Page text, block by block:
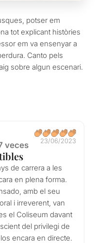
potser em
tot explicant històries
em va ensenyar a
Canto pels
sobre algun escenari.
veces
23/06/2023
de carrera a les
en plena forma.
amb el seu
i irreverent, van
el Coliseum davant
del privilegi de
encara en directe.